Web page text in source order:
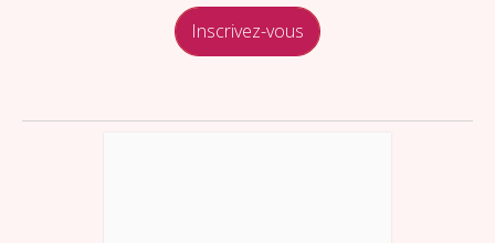
Inscrivez-vous